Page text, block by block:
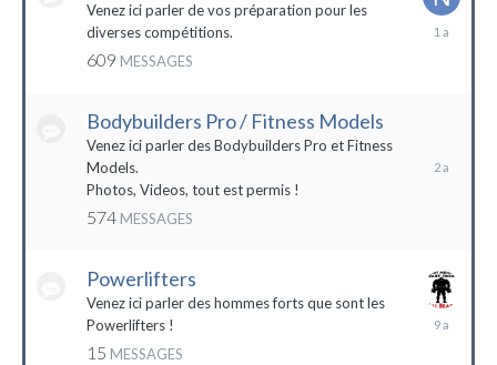
Venez ici parler de vos préparation pour les
diverses compétitions.
609 MESSAGES
14
Bodybuilders Pro / Fitness Models
Venez ici parler des Bodybuilders Pro et Fitness
Models.
Photos, Videos, tout est permis !
574 MESSAGES
2021
Powerlifters
Venez ici parler des hommes forts que sont les
Powerlifters !
15 MESSAGES